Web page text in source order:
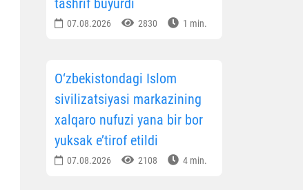
tashrif buyurdi
07.08.2026 2830 1 min.
O‘zbekistondagi Islom
sivilizatsiyasi markazining
xalqaro nufuzi yana bir bor
yuksak e’tirof etildi
07.08.2026 2108 4 min.